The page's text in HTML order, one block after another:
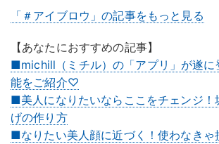
「＃アイブロウ」の記事をもっと見る
【あなたにおすすめの記事】
■michill（ミチル）の「アプリ」が遂に
能をご紹介♡
■美人になりたいならここをチェンジ！
げの作り方
■なりたい美人顔に近づく！使わなきゃ